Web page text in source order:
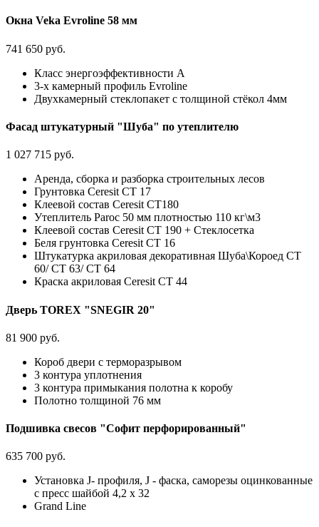
Окна Veka Evroline 58 мм
741 650 руб.
Класс энергоэффективности А
3-х камерный профиль Evroline
Двухкамерный стеклопакет с толщиной стёкол 4мм
Фасад штукатурный "Шуба" по утеплителю
1 027 715 руб.
Аренда, сборка и разборка строительных лесов
Грунтовка Ceresit CT 17
Клеевой состав Ceresit СТ180
Утеплитель Paroc 50 мм плотностью 110 кг\м3
Клеевой состав Ceresit CT 190 + Стеклосетка
Беля грунтовка Ceresit CT 16
Штукатурка акриловая декоративная Шуба\Короед CT
60/ CT 63/ CT 64
Краска акриловая Ceresit CT 44
Дверь TOREX "SNEGIR 20"
81 900 руб.
Короб двери с терморазрывом
3 контура уплотнения
3 контура примыкания полотна к коробу
Полотно толщиной 76 мм
Подшивка свесов "Софит перфорированный"
635 700 руб.
Установка J- профиля, J - фаска, саморезы оцинкованные
с пресс шайбой 4,2 х 32
Grand Line